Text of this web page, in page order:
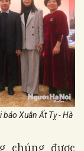
Xuân Ất Tỵ - Hà
chúng được